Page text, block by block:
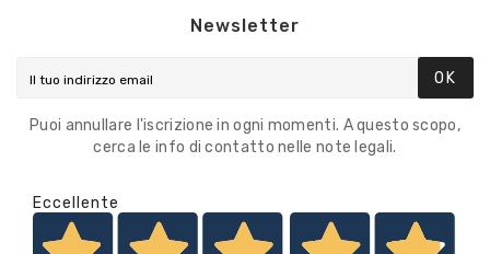
Newsletter
OK
Puoi annullare l'iscrizione in ogni momenti. A questo scopo,
cerca le info di contatto nelle note legali.
Eccellente